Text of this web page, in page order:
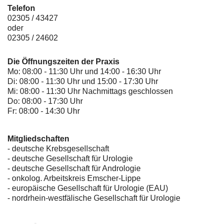
Telefon
02305 / 43427
oder
02305 / 24602
Die Öffnungszeiten der Praxis
Mo: 08:00 - 11:30 Uhr und 14:00 - 16:30 Uhr
Di: 08:00 - 11:30 Uhr und 15:00 - 17:30 Uhr
Mi: 08:00 - 11:30 Uhr Nachmittags geschlossen
Do: 08:00 - 17:30 Uhr
Fr: 08:00 - 14:30 Uhr
Mitgliedschaften
- deutsche Krebsgesellschaft
- deutsche Gesellschaft für Urologie
- deutsche Gesellschaft für Andrologie
- onkolog. Arbeitskreis Emscher-Lippe
- europäische Gesellschaft für Urologie (EAU)
- nordrhein-westfälische Gesellschaft für Urologie